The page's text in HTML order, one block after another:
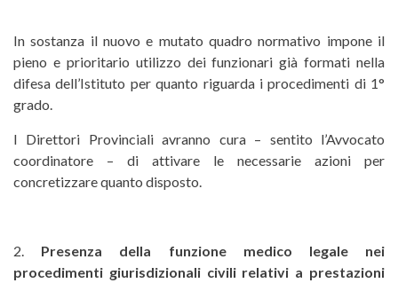
In sostanza il nuovo e mutato quadro normativo impone il
pieno e prioritario utilizzo dei funzionari già formati nella
difesa dell’Istituto per quanto riguarda i procedimenti di 1°
grado.
I Direttori Provinciali avranno cura – sentito l’Avvocato
coordinatore – di attivare le necessarie azioni per
concretizzare quanto disposto.
2. Presenza della funzione medico legale nei
procedimenti giurisdizionali civili relativi a prestazioni